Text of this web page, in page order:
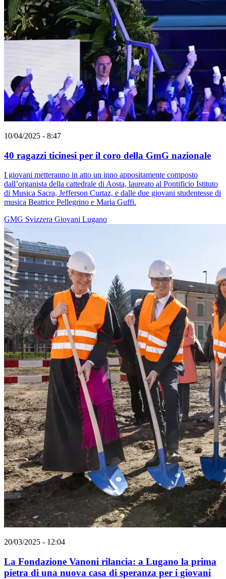
10/04/2025 - 8:47
40 ragazzi ticinesi per il coro della GmG nazionale
I giovani metteranno in atto un inno appositamente composto
dall’organista della cattedrale di Aosta, laureato al Pontificio Istituto
di Musica Sacra, Jefferson Curtaz, e dalle due giovani studentesse di
musica Beatrice Pellegrino e Maria Guffi.
GMG Svizzera Giovani Lugano
20/03/2025 - 12:04
La Fondazione Vanoni rilancia: a Lugano la prima
pietra di una nuova casa di speranza per i giovani